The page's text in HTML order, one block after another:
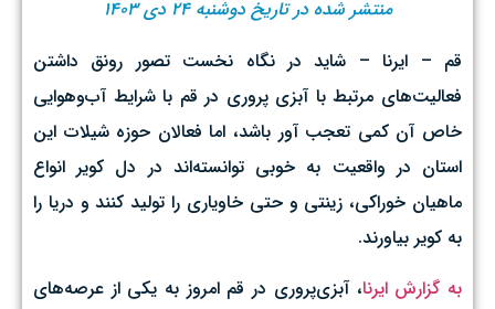
منتشر شده در تاریخ دوشنبه ۲۴ دی ۱۴۰۳
قم – ایرنا – شاید در نگاه نخست تصور رونق داشتن
فعالیت‌های مرتبط با آبزی پروری در قم با شرایط آب‌وهوایی
خاص آن کمی تعجب آور باشد، اما فعالان حوزه شیلات این
استان در واقعیت به خوبی توانسته‌اند در دل کویر انواع
ماهیان خوراکی، زینتی و حتی خاویاری را تولید کنند و دریا را
به کویر بیاورند.
به گزارش ایرنا، آبزی‌پروری در قم امروز به یکی از عرصه‌های